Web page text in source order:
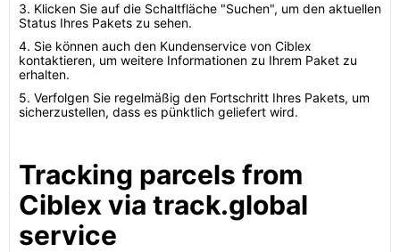
3. Klicken Sie auf die Schaltfläche "Suchen", um den aktuellen
Status Ihres Pakets zu sehen.
4. Sie können auch den Kundenservice von Ciblex
kontaktieren, um weitere Informationen zu Ihrem Paket zu
erhalten.
5. Verfolgen Sie regelmäßig den Fortschritt Ihres Pakets, um
sicherzustellen, dass es pünktlich geliefert wird.
Tracking parcels from
Ciblex via track.global
service